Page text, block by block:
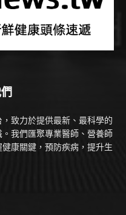
致力於提供最新、最科學的
我們匯聚專業醫師、營養師
康關鍵，預防疾病，提升生